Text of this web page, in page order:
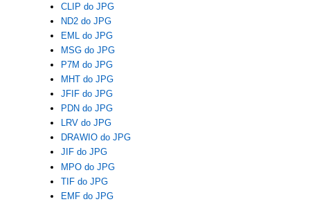
CLIP do JPG
ND2 do JPG
EML do JPG
MSG do JPG
P7M do JPG
MHT do JPG
JFIF do JPG
PDN do JPG
LRV do JPG
DRAWIO do JPG
JIF do JPG
MPO do JPG
TIF do JPG
EMF do JPG